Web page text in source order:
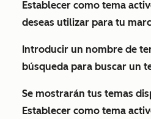
Establecer como tema
deseas utilizar para tu
Introducir un nombre de
búsqueda para buscar un
Se mostrarán tus temas
Establecer como tema